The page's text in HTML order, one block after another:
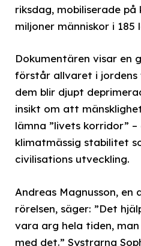
riksdag, mobiliserade
miljoner människor i 185
Dokumentären visar en
förstår allvaret i
dem blir djupt
insikt om att
lämna ”livets korridor”
klimatmässig stabilitet
civilisations utveckling.
Andreas Magnusson, en
rörelsen, säger: ”Det
vara arg hela tiden,
med det.” Systrarna